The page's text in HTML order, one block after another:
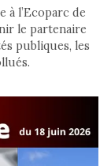
à l’Ecoparc de
le partenaire
publiques, les